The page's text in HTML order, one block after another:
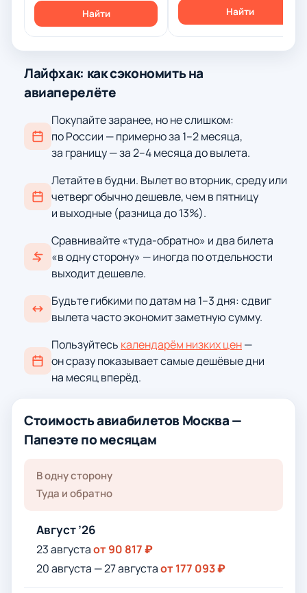
Найти Найти
Лайфхак: как сэкономить на
авиаперелёте
Покупайте заранее, но не слишком:
по России — примерно за 1–2 месяца,
за границу — за 2–4 месяца до вылета.
Летайте в будни. Вылет во вторник, среду или
четверг обычно дешевле, чем в пятницу
и выходные (разница до 13%).
Сравнивайте «туда-обратно» и два билета
«в одну сторону» — иногда по отдельности
выходит дешевле.
Будьте гибкими по датам на 1–3 дня: сдвиг
вылета часто экономит заметную сумму.
Пользуйтесь календарём низких цен—
он сразу показывает самые дешёвые дни
на месяц вперёд.
Стоимость авиабилетов Москва —
Папеэте по месяцам
В одну сторону
Туда и обратно
Август ’26
23 августаот 90 817 ₽
20 августа — 27 августаот 177 093 ₽